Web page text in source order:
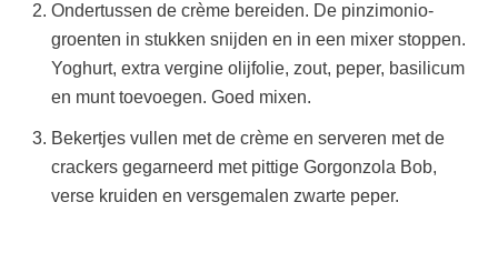
Ondertussen de crème bereiden. De pinzimonio-
groenten in stukken snijden en in een mixer stoppen.
Yoghurt, extra vergine olijfolie, zout, peper, basilicum
en munt toevoegen. Goed mixen.
Bekertjes vullen met de crème en serveren met de
crackers gegarneerd met pittige Gorgonzola Bob,
verse kruiden en versgemalen zwarte peper.